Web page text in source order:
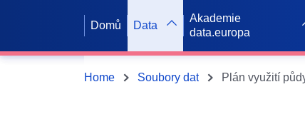
Domů Data
Akademie
data.europa
Home Soubory dat